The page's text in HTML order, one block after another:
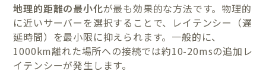
地理的距離の最小化が最も効果的な方法です。物理的
に近いサーバーを選択することで、レイテンシー（遅
延時間）を最小限に抑えられます。一般的に、
1000km離れた場所への接続では約10-20msの追加レ
イテンシーが発生します。